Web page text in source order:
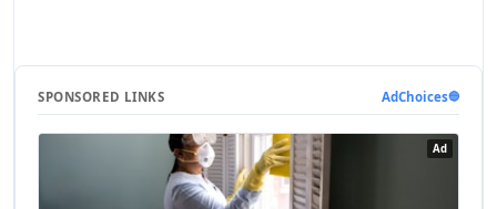
SPONSORED LINKS AdChoices🔵
Ad